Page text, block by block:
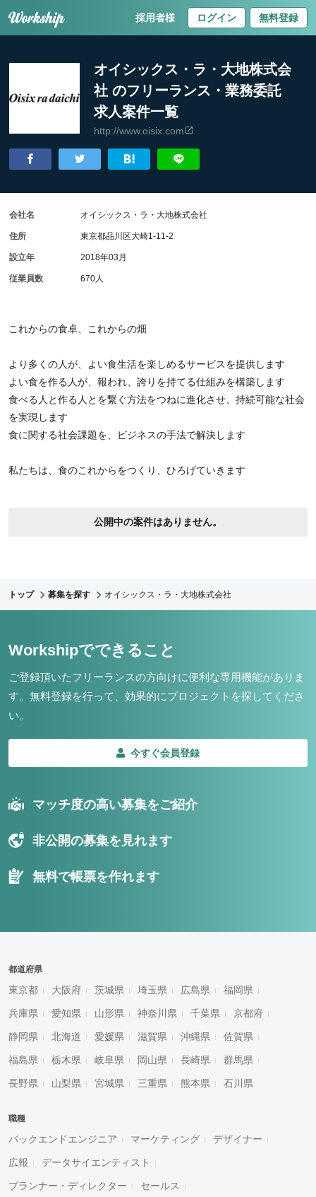
採用者様 ログイン 無料登録
オイシックス・ラ・大地株式会
社 のフリーランス・業務委託
求人案件一覧
http://www.oisix.com
これからの食卓、これからの畑
より多くの人が、よい食生活を楽しめるサービスを提供します
よい食を作る人が、報われ、誇りを持てる仕組みを構築します
食べる人と作る人とを繋ぐ方法をつねに進化させ、持続可能な社会
を実現します
食に関する社会課題を、ビジネスの手法で解決します
私たちは、食のこれからをつくり、ひろげていきます
公開中の案件はありません。
会社名 オイシックス・ラ・大地株式会社
住所 東京都品川区大崎1-11-2
設立年 2018年03月
従業員数 670人
トップ 募集を探す オイシックス・ラ・大地株式会社
Workshipでできること
ご登録頂いたフリーランスの方向けに便利な専用機能がありま
す。 無料登録を行って、効果的にプロジェクトを探してくださ
い。
今すぐ会員登録
マッチ度の高い募集をご紹介
非公開の募集を見れます
無料で帳票を作れます
都道府県
東京都 大阪府 茨城県 埼玉県 広島県 福岡県
兵庫県 愛知県 山形県 神奈川県 千葉県 京都府
静岡県 北海道 愛媛県 滋賀県 沖縄県 佐賀県
福島県 栃木県 岐阜県 岡山県 長崎県 群馬県
長野県 山梨県 宮城県 三重県 熊本県 石川県
職種
バックエンドエンジニア マーケティング デザイナー
広報 データサイエンティスト
プランナー・ディレクター セールス